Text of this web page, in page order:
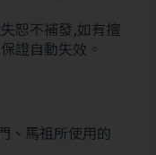
恕不補發,如有擅
證自動失效。
、馬祖所使用的